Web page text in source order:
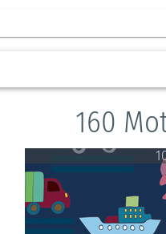
160